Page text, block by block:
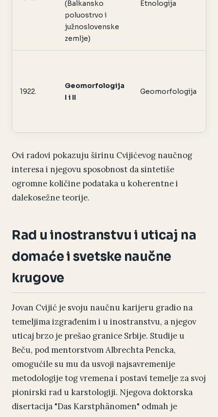
(Balkansko
poluostrvo i
južnoslovenske
zemlje)
Etnologija
1922.
Geomorfologija
I i II
Geomorfologija
Ovi radovi pokazuju širinu Cvijićevog naučnog
interesa i njegovu sposobnost da sintetiše
ogromne količine podataka u koherentne i
dalekosežne teorije.
Rad u inostranstvu i uticaj na
domaće i svetske naučne
krugove
Jovan Cvijić je svoju naučnu karijeru gradio na
temeljima izgrađenim i u inostranstvu, a njegov
uticaj brzo je prešao granice Srbije. Studije u
Beču, pod mentorstvom Albrechta Pencka,
omogućile su mu da usvoji najsavremenije
metodologije tog vremena i postavi temelje za svoj
pionirski rad u karstologiji. Njegova doktorska
disertacija "Das Karstphänomen" odmah je